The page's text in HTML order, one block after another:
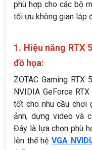
phù hợp cho các bộ
tối ưu không gian lắp
1. Hiệu năng RTX
đồ họa:
ZOTAC Gaming
NVIDIA GeForce
tốt cho nhu cầu chơi
ảnh, dựng video và
Đây là lựa chọn phù
lên thế hệ VGA